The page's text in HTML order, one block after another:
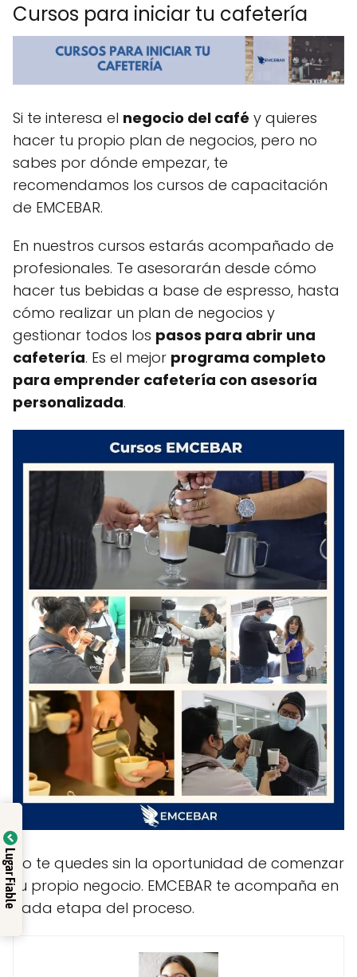
Cursos para iniciar tu cafetería
Si te interesa el negocio del café y quieres
hacer tu propio plan de negocios, pero no
sabes por dónde empezar, te
recomendamos los cursos de capacitación
de EMCEBAR.
En nuestros cursos estarás acompañado de
profesionales. Te asesorarán desde cómo
hacer tus bebidas a base de espresso, hasta
cómo realizar un plan de negocios y
gestionar todos los pasos para abrir una
cafetería. Es el mejor programa completo
para emprender cafetería con asesoría
personalizada.
No te quedes sin la oportunidad de comenzar
tu propio negocio. EMCEBAR te acompaña en
cada etapa del proceso.
Lugar Fiable